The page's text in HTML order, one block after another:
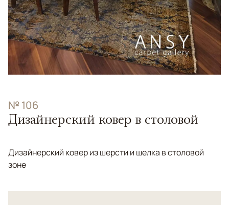
№ 106
Дизайнерский ковер в столовой
Дизайнерский ковер из шерсти и шелка в столовой
зоне